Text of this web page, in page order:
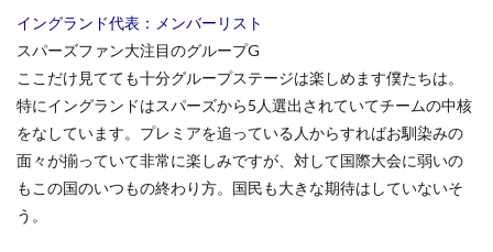
グラ
1.2
２
位：
ベル
ギー
1.3
イングランド代表：メンバーリスト
スパーズファン大注目のグループG
ここだけ見てても十分グループステージは楽しめます僕たちは。
特にイングランドはスパーズから5人選出されていてチームの中核
をなしています。プレミアを追っている人からすればお馴染みの
面々が揃っていて非常に楽しみですが、対して国際大会に弱いの
もこの国のいつもの終わり方。国民も大きな期待はしていないそ
う。